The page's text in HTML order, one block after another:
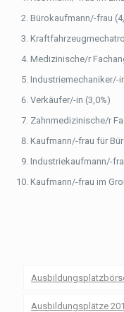
Bürokaufmann/-frau
Medizinische/r
Industriemechaniker/-
Verkäufer/-in (3,0%)
Zahnmedizinische/r
Kaufmann/-frau für
Industriekaufmann/-
Kaufmann/-frau im
Ausbildungsplätze